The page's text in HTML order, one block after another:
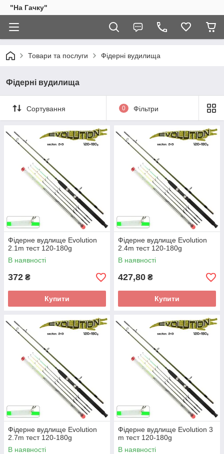
"На Гачку"
Товари та послуги Фідерні вудилища
Фідерні вудилища
Сортування 0 Фільтри
Фідерне вудлище Evolution
2.1m тест 120-180g
В наявності
372 ₴
Купити
Фідерне вудлище Evolution
2.4m тест 120-180g
В наявності
427,80 ₴
Купити
Фідерне вудлище Evolution
2.7m тест 120-180g
В наявності
Фідерне вудлище Evolution 3
m тест 120-180g
В наявності